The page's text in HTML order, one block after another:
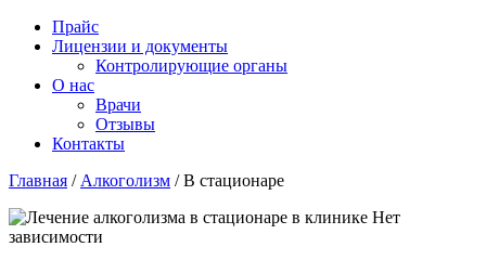
Прайс
Лицензии и документы
Контролирующие органы
О нас
Врачи
Отзывы
Контакты
Главная / Алкоголизм /В стационаре